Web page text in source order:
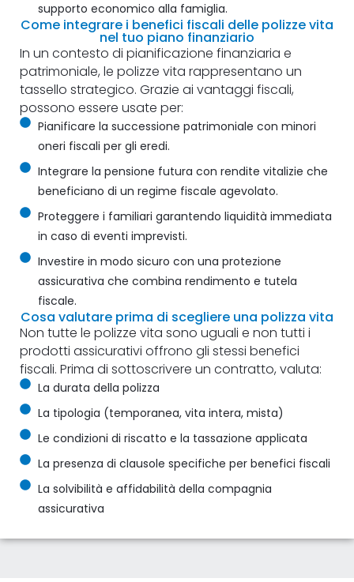
supporto economico alla famiglia.
Come integrare i benefici fiscali delle polizze vita
nel tuo piano finanziario
In un contesto di pianificazione finanziaria e
patrimoniale, le polizze vita rappresentano un
tassello strategico. Grazie ai vantaggi fiscali,
possono essere usate per:
Pianificare la successione patrimoniale con minori
oneri fiscali per gli eredi.
Integrare la pensione futura con rendite vitalizie che
beneficiano di un regime fiscale agevolato.
Proteggere i familiari garantendo liquidità immediata
in caso di eventi imprevisti.
Investire in modo sicuro con una protezione
assicurativa che combina rendimento e tutela
fiscale.
Cosa valutare prima di scegliere una polizza vita
Non tutte le polizze vita sono uguali e non tutti i
prodotti assicurativi offrono gli stessi benefici
fiscali. Prima di sottoscrivere un contratto, valuta:
La durata della polizza
La tipologia (temporanea, vita intera, mista)
Le condizioni di riscatto e la tassazione applicata
La presenza di clausole specifiche per benefici fiscali
La solvibilità e affidabilità della compagnia
assicurativa